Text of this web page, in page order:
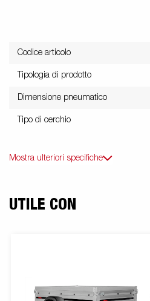
Codice articolo
Tipologia di prodotto
Dimensione pneumatico
Tipo di cerchio
Mostra ulteriori specifiche
UTILE CON